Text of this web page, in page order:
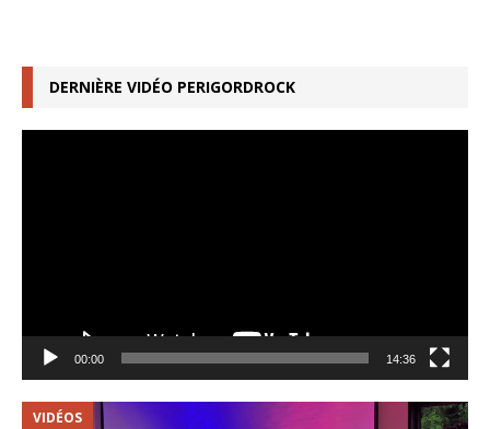
DERNIÈRE VIDÉO PERIGORDROCK
00:00 14:36
VIDÉOS